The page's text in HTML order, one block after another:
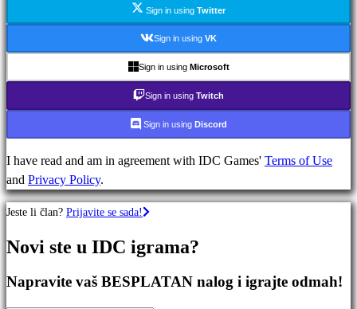
igre
Sportske
pucanja
Racing
games
Casual
games
games
Sign in using Twitter
Sign in using VK
Sign in using Microsoft
Sign in using Twitch
Sign in using Discord
I have read and am in agreement with IDC Games' Terms of Use
and Privacy Policy.
Jeste li član? Prijavite se sada!
Novi ste u IDC igrama?
Napravite vaš BESPLATAN nalog i igrajte odmah!